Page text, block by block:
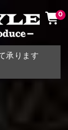
承ります
0